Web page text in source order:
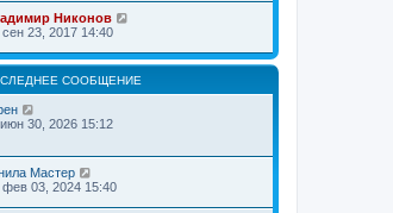
Никонов
23, 2017 14:40
СООБЩЕНИЕ
30, 2026 15:12
Мастер
03, 2024 15:40